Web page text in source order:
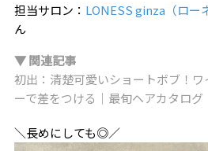
担当サロン： LONESS ginza（ロー
ん
▼ 関連記事
初出：清楚可愛いショートボブ！
ーで差をつける｜最旬ヘアカタログ
＼長めにしても◎／